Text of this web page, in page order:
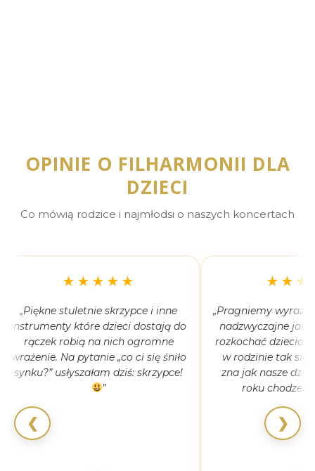
OPINIE O FILHARMONII DLA
DZIECI
Co mówią rodzice i najmłodsi o naszych koncertach
❮
★★★★★
„Piękne stuletnie skrzypce i inne
instrumenty które dzieci dostają do
rączek robią na nich ogromne
wrażenie. Na pytanie „co ci się śniło
synku?” usłyszałam dziś: skrzypce!
”
„Pragniemy wyrazić
nadzwyczajne jak
rozkochać
w rodzinie tak się
zna jak nasze
roku
❯